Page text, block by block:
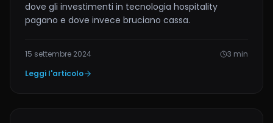
dove gli investimenti in tecnologia hospitality
pagano e dove invece bruciano cassa.
15 settembre 2024 3 min
Leggi l'articolo